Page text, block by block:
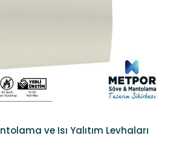
ve Isı Yalıtım Levhaları